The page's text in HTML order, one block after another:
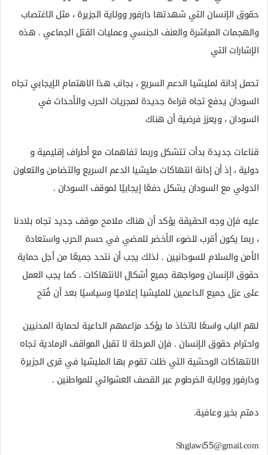
حقوق الإنسان التي شهدتها دارفور وولاية الجزيرة ، مثل الاغتصاب
والهجمات المباشرة والعنف الجنسي وعمليات القتل الجماعي . هذه
الإشارات التي
تحمل إدانة لمليشيا الدعم السريع ، بجانب هذا الاهتمام الإيجابي تجاه
السودان يدفع تجاه قراءة جديدة لمجريات الحرب والأحداث في
السودان ، ويعزز فرضية أن هناك
قناعات جديدة بدأت تتشكل وربما تفاهمات مع أطراف إقليمية و
دولية ، إذ أن إدانة انتهاكات مليشيا الدعم السريع والتضامن والتعاون
الدولي مع السودان يشكل دفعًا إيجابيًا لموقف السودان .
عليه فإن وجه الحقيقة يؤكد أن هناك ملامح موقف جديد تجاه بلادنا
، ربما يكون أقرب للضوء الأخضر للمضي في حسم الحرب واستعادة
الأمن والسلام للسودانيين . لذلك يجب أن نتحد جميعًا من أجل حماية
حقوق الإنسان ومواجهة جميع أشكال الانتهاكات . كما يجب العمل
على عزل جميع الداعمين للمليشيا إعلاميًا وسياسيًا بعد أن فُتح
لهم الباب واسعًا لاتخاذ ما يؤكد مزاعمهم الداعية لحماية المدنيين
واحترام حقوق الإنسان . فإن المرحلة لا تقبل المواقف الرمادية تجاه
الانتهاكات الوحشية التي ظلت تقوم بها المليشيا في قرى الجزيرة
ودارفور وولاية الخرطوم عبر القصف العشوائي للمواطنين .
دمتم بخير وعافية.
Shglawi55@gmail.com